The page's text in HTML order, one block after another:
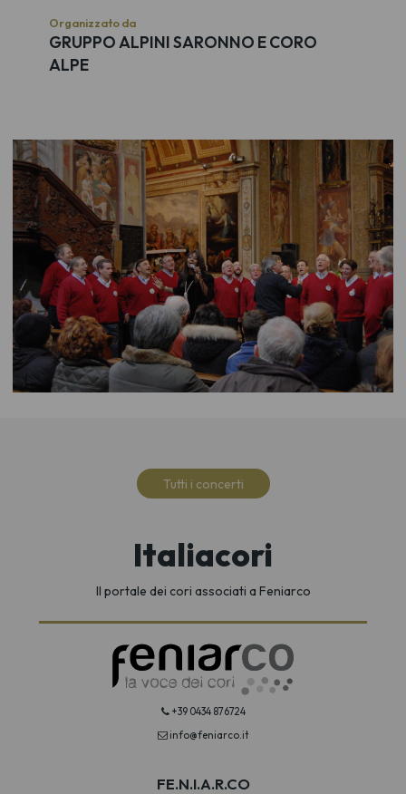
Organizzato da
GRUPPO ALPINI SARONNO E CORO
ALPE
Tutti i concerti
Italiacori
Il portale dei cori associati a Feniarco
+39 0434 876724
info@feniarco.it
FE.N.I.A.R.CO